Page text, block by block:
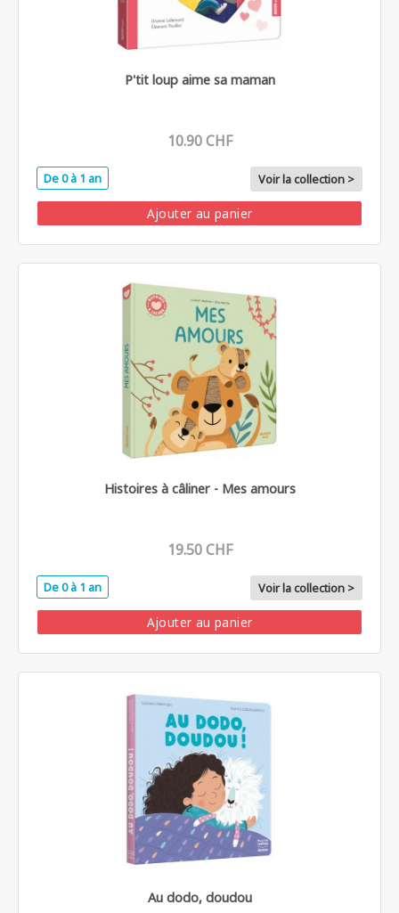
P'tit loup aime sa maman
10.90 CHF
De 0 à 1 an Voir la collection >
Ajouter au panier
Histoires à câliner - Mes amours
19.50 CHF
De 0 à 1 an Voir la collection >
Ajouter au panier
Au dodo, doudou